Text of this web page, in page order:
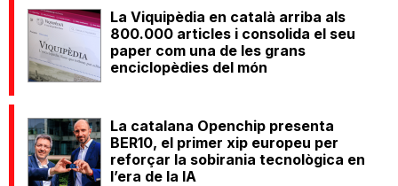
La Viquipèdia en català arriba als
800.000 articles i consolida el seu
paper com una de les grans
enciclopèdies del món
La catalana Openchip presenta
BER10, el primer xip europeu per
reforçar la sobirania tecnològica en
l’era de la IA